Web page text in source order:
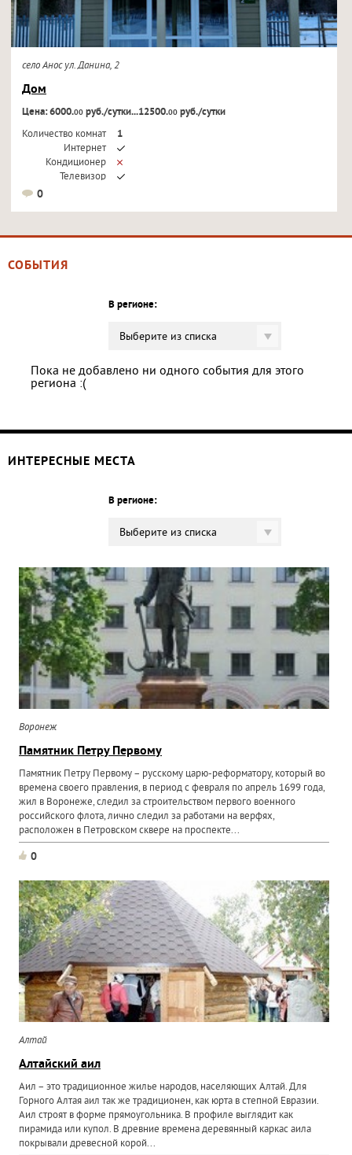
село Анос ул. Данина, 2
Дом
Цена: 6000.00руб./сутки...12500.00руб./сутки
Количество комнат
1
Интернет
Кондиционер
Телевизор
0
СОБЫТИЯ
В регионе:
Выберите из списка
Пока не добавлено ни одного события для этого
региона :(
ИНТЕРЕСНЫЕ МЕСТА
В регионе:
Выберите из списка
Воронеж
Памятник Петру Первому
Памятник Петру Первому – русскому царю-реформатору, который во
времена своего правления, в период с февраля по апрель 1699 года,
жил в Воронеже, следил за строительством первого военного
российского флота, лично следил за работами на верфях,
расположен в Петровском сквере на проспекте...
0
Алтай
Алтайский аил
Аил – это традиционное жилье народов, населяющих Алтай. Для
Горного Алтая аил так же традиционен, как юрта в степной Евразии.
Аил строят в форме прямоугольника. В профиле выглядит как
пирамида или купол. В древние времена деревянный каркас аила
покрывали древесной корой...